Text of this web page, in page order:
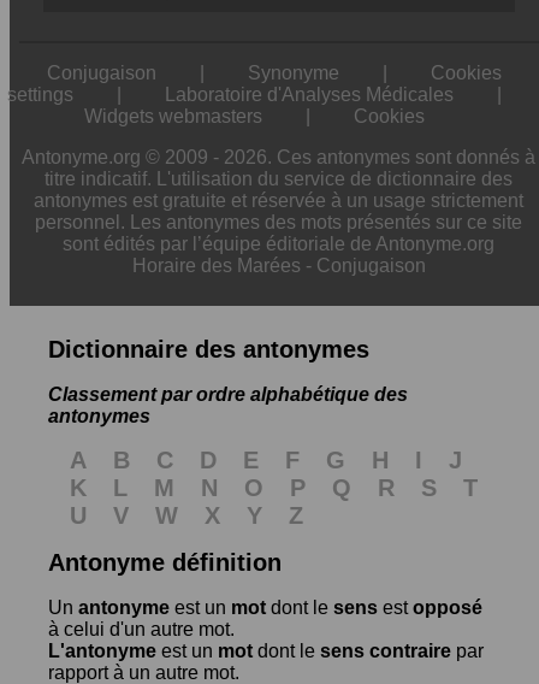
Conjugaison Synonyme
Cookies
settings
Laboratoire d'Analyses Médicales
Widgets webmasters
Cookies
Antonyme.org © 2009 - 2026. Ces antonymes sont donnés à
titre indicatif. L'utilisation du service de dictionnaire des
antonymes est gratuite et réservée à un usage strictement
personnel. Les antonymes des mots présentés sur ce site
sont édités par l’équipe éditoriale de Antonyme.org
Horaire des Marées - Conjugaison
Dictionnaire des antonymes
Classement par ordre alphabétique des
antonymes
A B C D E F G H I
J
K
L M N O P Q R S
T
U
V W X Y
Z
Antonyme définition
Un antonyme est un mot dont le sens estopposé
à celui d'un autre mot.
L'antonyme est un mot dont le sens contraire par
rapport à un autre mot.